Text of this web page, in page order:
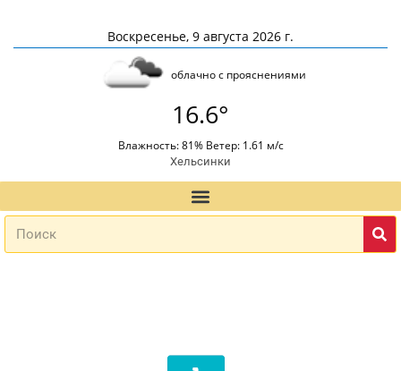
Воскресенье, 9 августа 2026 г.
облачно с прояснениями
16.6°
Влажность: 81% Ветер: 1.61 м/с
Хельсинки